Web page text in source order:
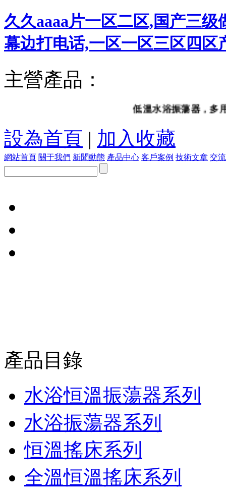
久久aaaa片一区二区,国产三
幕边打电话,一区一区三区四区
主營產品：
低溫水浴振蕩器，多用調速
設為首頁 | 加入收藏
網站首頁 關于我們 新聞動態 產品中心 客戶案例 技術文章 交
產品目錄
水浴恒溫振蕩器系列
水浴振蕩器系列
恒溫搖床系列
全溫恒溫搖床系列